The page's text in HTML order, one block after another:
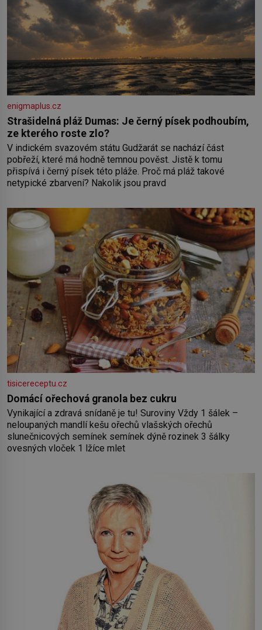
enigmaplus.cz
Strašidelná pláž Dumas: Je černý písek podhoubím,
ze kterého roste zlo?
V indickém svazovém státu Gudžarát se nachází část
pobřeží, které má hodně temnou pověst. Jistě k tomu
přispívá i černý písek této pláže. Proč má pláž takové
netypické zbarvení? Nakolik jsou pravd
tisicereceptu.cz
Domácí ořechová granola bez cukru
Vynikající a zdravá snídaně je tu! Suroviny Vždy 1 šálek –
neloupaných mandlí kešu ořechů vlašských ořechů
slunečnicových semínek semínek dýně rozinek 3 šálky
ovesných vloček 1 lžíce mlet